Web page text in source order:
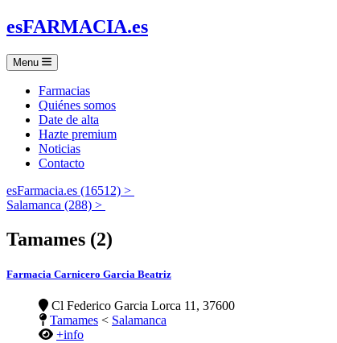
esFARMACIA.es
Menu
Farmacias
Quiénes somos
Date de alta
Hazte premium
Noticias
Contacto
esFarmacia.es (16512) >
Salamanca (288) >
Tamames (2)
Farmacia Carnicero Garcia Beatriz
Cl Federico Garcia Lorca 11, 37600
Tamames < Salamanca
+info